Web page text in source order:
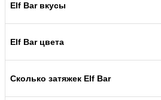
Elf Bar вкусы
Elf Bar цвета
Сколько затяжек Elf Bar